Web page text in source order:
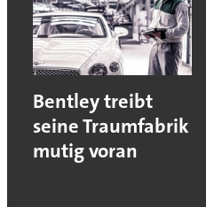
Bentley treibt
seine Traumfabrik
mutig voran